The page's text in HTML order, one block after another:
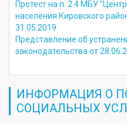
Протест на п. 2.4 МБУ
населения Кировского
31.05.2019
Представление об
законодательства от
ИНФОРМАЦИЯ О
СОЦИАЛЬНЫХ